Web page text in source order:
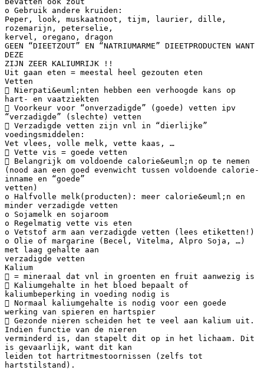
o Gebruik andere kruiden:
Peper, look, muskaatnoot, tijm, laurier, dille,
rozemarijn, peterselie,
kervel, oregano, dragon
GEEN “DIEETZOUT” EN “NATRIUMARME” DIEETPRODUCTEN WANT
DEZE
ZIJN ZEER KALIUMRIJK !!
Uit gaan eten = meestal heel gezouten eten
Vetten
 Nierpati&euml;nten hebben een verhoogde kans op
hart- en vaatziekten
 Voorkeur voor “onverzadigde” (goede) vetten ipv
“verzadigde” (slechte) vetten
 Verzadigde vetten zijn vnl in “dierlijke”
voedingsmiddelen:
Vet vlees, volle melk, vette kaas, …
 Vette vis = goede vetten
 Belangrijk om voldoende calorie&euml;n op te nemen
(nood aan een goed evenwicht tussen voldoende calorie-
inname en “goede”
vetten)
o Halfvolle melk(producten): meer calorie&euml;n en
minder verzadigde vetten
o Sojamelk en sojaroom
o Regelmatig vette vis eten
o Vetstof arm aan verzadigde vetten (lees etiketten!)
o Olie of margarine (Becel, Vitelma, Alpro Soja, …)
met laag gehalte aan
verzadigde vetten
Kalium
 = mineraal dat vnl in groenten en fruit aanwezig is
 Kaliumgehalte in het bloed bepaalt of
kaliumbeperking in voeding nodig is
 Normaal kaliumgehalte is nodig voor een goede
werking van spieren en hartspier
 Gezonde nieren scheiden het te veel aan kalium uit.
Indien functie van de nieren
verminderd is, dan stapelt dit op in het lichaam. Dit
is gevaarlijk, want dit kan
leiden tot hartritmestoornissen (zelfs tot
hartstilstand).